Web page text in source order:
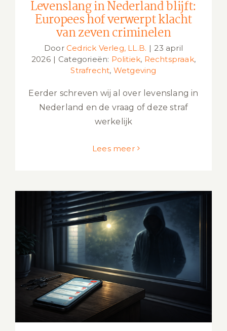
Levenslang in Nederland blijft:
Europees hof verwerpt klacht
van zeven criminelen
Door Cedrick Verleg, LL.B. | 23 april
2026 | Categorieën: Politiek, Rechtspraak,
Strafrecht, Wetgeving
Eerder schreven wij al over levenslang in
Nederland en de vraag of deze straf
werkelijk
Lees meer
Wat is Stalken? Waarom stalken een
groot probleem is in Nederland